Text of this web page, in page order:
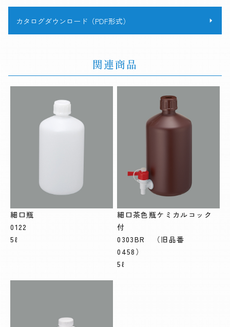
カタログダウンロード（PDF形式）
関連商品
細口瓶
0122
5ℓ
細口茶色瓶ケミカルコック
付
0303BR （旧品番
0458）
5ℓ